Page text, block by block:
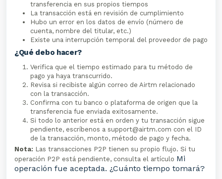
transferencia en sus propios tiempos
La transacción está en revisión de cumplimiento
Hubo un error en los datos de envío (número de
cuenta, nombre del titular, etc.)
Existe una interrupción temporal del proveedor de pago
¿Qué debo hacer?
Verifica que el tiempo estimado para tu método de
pago ya haya transcurrido.
Revisa si recibiste algún correo de Airtm relacionado
con la transacción.
Confirma con tu banco o plataforma de origen que la
transferencia fue enviada exitosamente.
Si todo lo anterior está en orden y tu transacción sigue
pendiente, escríbenos a support@airtm.com con el ID
de la transacción, monto, método de pago y fecha.
Nota: Las transacciones P2P tienen su propio flujo. Si tu
operación P2P está pendiente, consulta el artículo Mi
operación fue aceptada. ¿Cuánto tiempo tomará?